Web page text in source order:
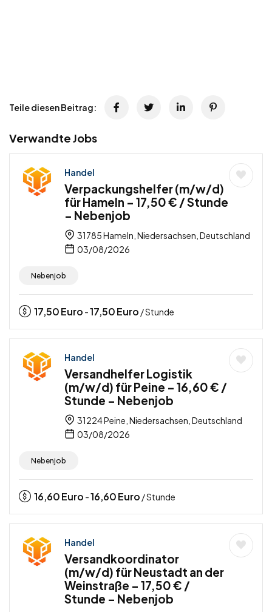
Teile diesen Beitrag:
Verwandte Jobs
Handel
Verpackungshelfer (m/w/d)
für Hameln – 17,50 € / Stunde
– Nebenjob
31785 Hameln, Niedersachsen, Deutschland
03/08/2026
Nebenjob
17,50Euro -17,50Euro / Stunde
Handel
Versandhelfer Logistik
(m/w/d) für Peine – 16,60 € /
Stunde – Nebenjob
31224 Peine, Niedersachsen, Deutschland
03/08/2026
Nebenjob
16,60Euro -16,60Euro / Stunde
Handel
Versandkoordinator
(m/w/d) für Neustadt an der
Weinstraße – 17,50 € /
Stunde – Nebenjob